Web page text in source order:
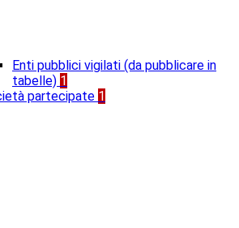
Enti pubblici vigilati (da pubblicare in
tabelle) 1
partecipate 1